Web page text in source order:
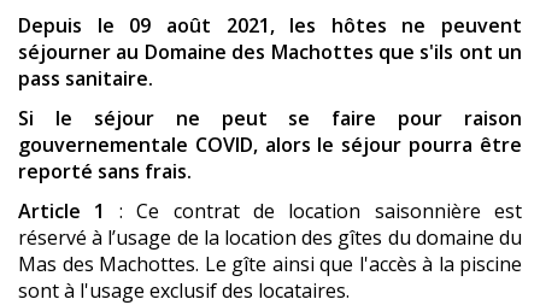
Depuis le 09 août 2021, les hôtes ne peuvent
séjourner au Domaine des Machottes que s'ils ont un
pass sanitaire.
Si le séjour ne peut se faire pour raison
gouvernementale COVID, alors le séjour pourra être
reporté sans frais.
Article 1
: Ce contrat de location saisonnière est
réservé à l’usage de la location des gîtes du domaine du
Mas des Machottes. Le gîte ainsi que l'accès à la piscine
sont à l'usage exclusif des locataires.